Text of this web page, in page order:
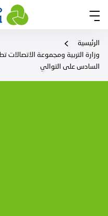
الرئيسية
وزارة التربية ومجموعة الاتصالات
السادس على التوالي